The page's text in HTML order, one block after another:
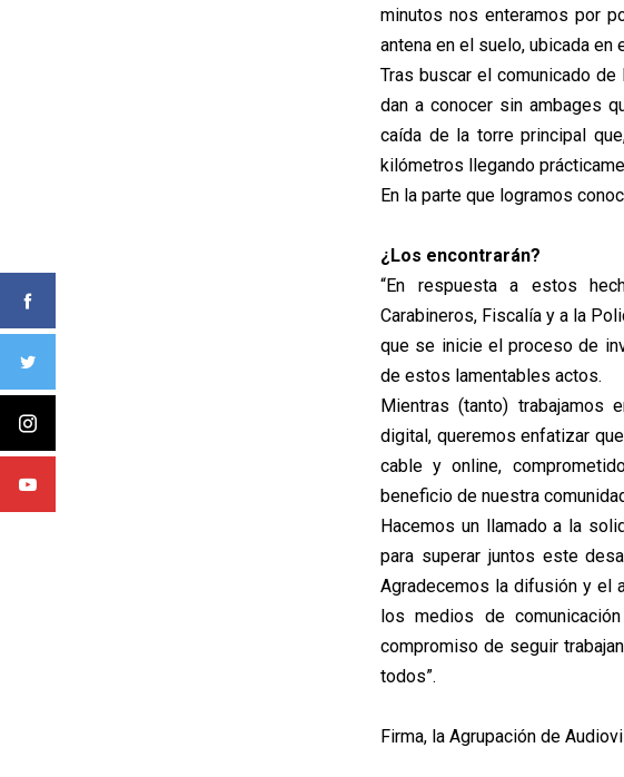
minutos nos enteramos por
antena en el suelo, ubicada en
Tras buscar el comunicado
dan a conocer sin ambages
caída de la torre principal
kilómetros llegando
En la parte que logramos
¿Los encontrarán?
“En respuesta a estos
Carabineros, Fiscalía y a la
que se inicie el proceso de
de estos lamentables actos.
Mientras (tanto) trabajamos
digital, queremos enfatizar
cable y online,
beneficio de nuestra
Hacemos un llamado a la
para superar juntos este
Agradecemos la difusión y el
los medios de
compromiso de seguir
todos”.
Firma, la Agrupación de